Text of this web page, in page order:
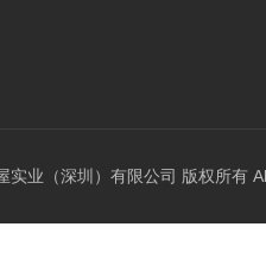
实业（深圳）有限公司 版权所有